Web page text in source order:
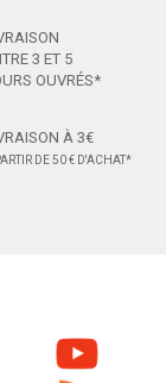
3 ET 5
OUVRÉS*
À 3€
DE 50 € D'ACHAT*